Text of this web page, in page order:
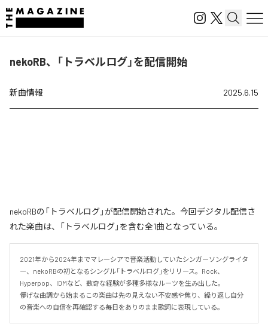
nekoRB、「トラベルログ」を配信開始
新曲情報 2025.6.15
nekoRBの「トラベルログ」が配信開始された。今回デジタル配信さ
れた楽曲は、「トラベルログ」を含む全1曲となっている。
2021年から2024年までマレーシアで音楽活動していたシンガーソングライタ
ー、nekoRBの初となるシングル「トラベルログ」をリリース。Rock、
Hyperpop、IDMなど、数奇な経験が多種多様なルーツを生み出した。
儚げな曲調から始まるこの楽曲は先の見えない不安感や焦り、繰り返し自分
の音楽への自信を再確認する毎日をありのまま歌詞に表現している。